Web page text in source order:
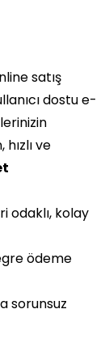
satış
dostu e-
ve
odaklı, kolay
ödeme
sorunsuz